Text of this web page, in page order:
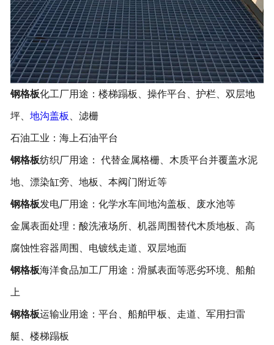
钢格板化工厂用途：楼梯蹋板、操作平台、护栏、双层地
坪、 地沟盖板 、滤栅
石油工业：海上石油平台
钢格板纺织厂用途： 代替金属格栅、木质平台并覆盖水泥
地、漂染缸旁、地板、本阀门附近等
钢格板发电厂用途：化学水车间地沟盖板、废水池等
金属表面处理：酸洗液场所、机器周围替代木质地板、高
腐蚀性容器周围、电镀线走道、双层地面
钢格板海洋食品加工厂用途：滑腻表面等恶劣环境、船舶
上
钢格板运输业用途：平台、船舶甲板、走道、军用扫雷
艇、楼梯蹋板